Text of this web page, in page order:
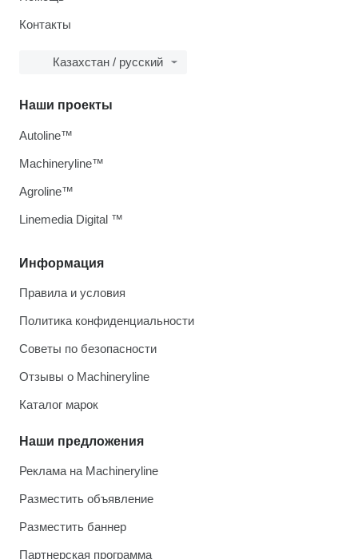
Контакты
Казахстан / русский
Информация
Правила и условия
Политика конфиденциальности
Советы по безопасности
Отзывы о Machineryline
Каталог марок
Наши предложения
Реклама на Machineryline
Разместить объявление
Разместить баннер
Партнерская программа
Наши проекты
Autoline™
Machineryline™
Agroline™
Linemedia Digital ™